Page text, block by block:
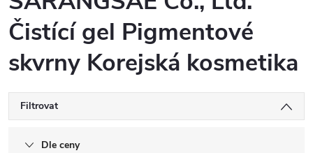
Čistící gel Pigmentové
skvrny Korejská kosmetika
Filtrovat
Dle ceny